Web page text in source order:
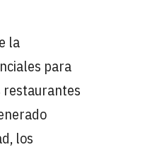
la
para
restaurantes
los